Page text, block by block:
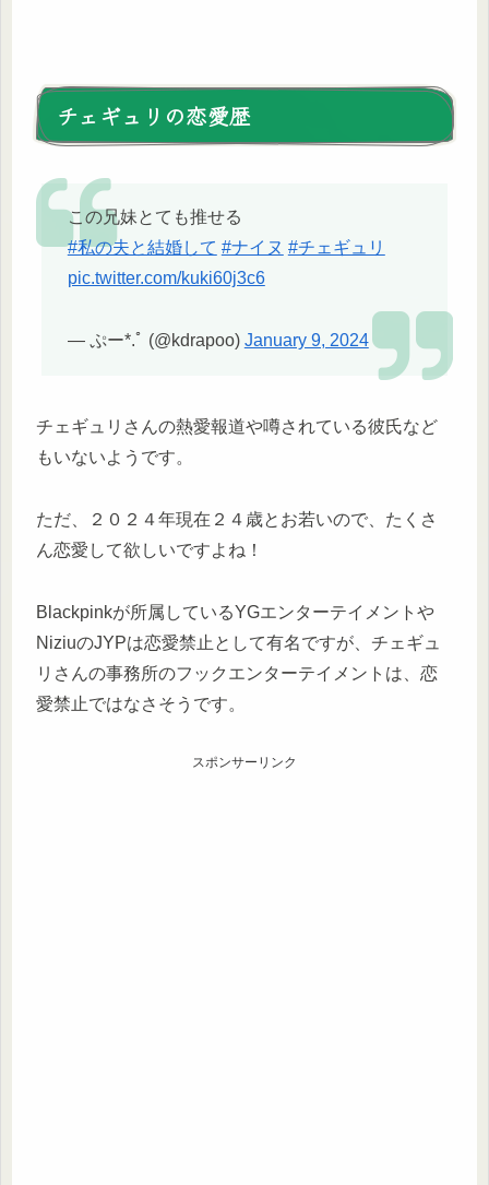
チェギュリの恋愛歴
この兄妹とても推せる
#私の夫と結婚して #ナイヌ #チェギュリ
pic.twitter.com/kuki60j3c6
— ぷー*.ﾟ (@kdrapoo) January 9, 2024
チェギュリさんの熱愛報道や噂されている彼氏など
もいないようです。
ただ、２０２４年現在２４歳とお若いので、たくさ
ん恋愛して欲しいですよね！
Blackpinkが所属しているYGエンターテイメントや
NiziuのJYPは恋愛禁止として有名ですが、チェギュ
リさんの事務所のフックエンターテイメントは、恋
愛禁止ではなさそうです。
スポンサーリンク